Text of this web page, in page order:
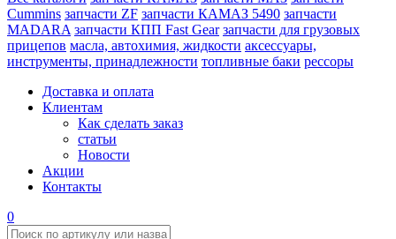
Cummins запчасти ZF запчасти КАМАЗ 5490 запчасти
MADARA запчасти КПП Fast Gear запчасти для грузовых
прицепов масла, автохимия, жидкости аксессуары,
инструменты, принадлежности топливные баки рессоры
Доставка и оплата
Клиентам
Как сделать заказ
статьи
Новости
Акции
Контакты
0